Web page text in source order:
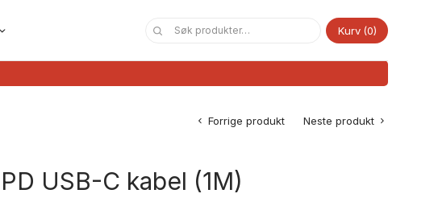
Kurv 0
Forrige produkt Neste produkt
PD USB-C kabel (1M)